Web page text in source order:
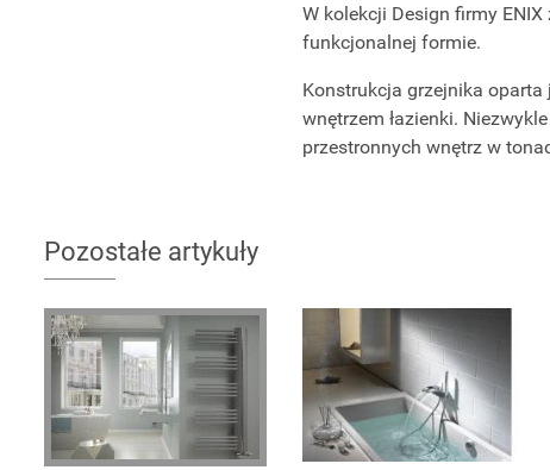
W kolekcji Design firmy
funkcjonalnej formie.
Konstrukcja grzejnika
wnętrzem łazienki.
przestronnych wnętrz w
Pozostałe artykuły